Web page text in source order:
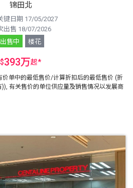
锦田北
键日期 17/05/2027
出售 18/07/2026
出售中
楼花
$393万起*
单中的最低售价/计算折扣后的最低售价 (折
有关售价的单位供应量及销售情况以发展商